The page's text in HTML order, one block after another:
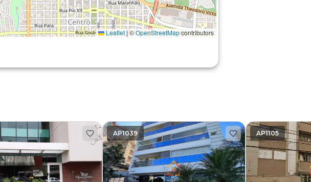
Leaflet|©OpenStreetMapcontributors
AP1039 AP1105